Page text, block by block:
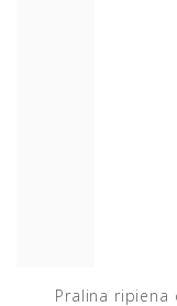
Pralina ripiena